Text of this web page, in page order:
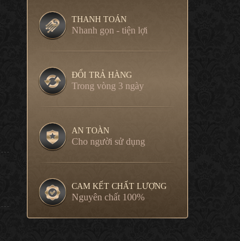
THANH TOÁN
Nhanh gọn - tiện lợi
ĐỔI TRẢ HÀNG
Trong vòng 3 ngày
AN TOÀN
Cho người sử dụng
CAM KẾT CHẤT LƯỢNG
Nguyên chất 100%